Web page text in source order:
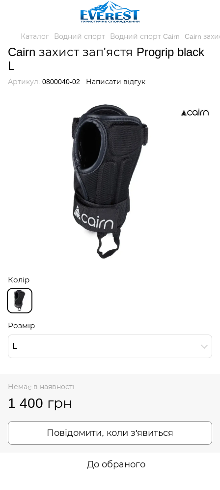
Каталог Водний спорт Водний спорт Cairn Cairn
Cairn захист зап'ястя Progrip black
L
Артикул: 0800040-02 Написати відгук
Колір
Розмір
L
Немає в наявності
1 400 грн
Повідомити, коли з'явиться
До обраного